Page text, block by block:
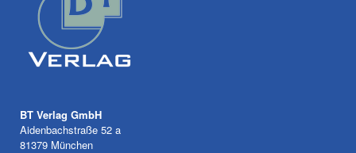
BT Verlag GmbH
Aidenbachstraße 52 a
81379 München